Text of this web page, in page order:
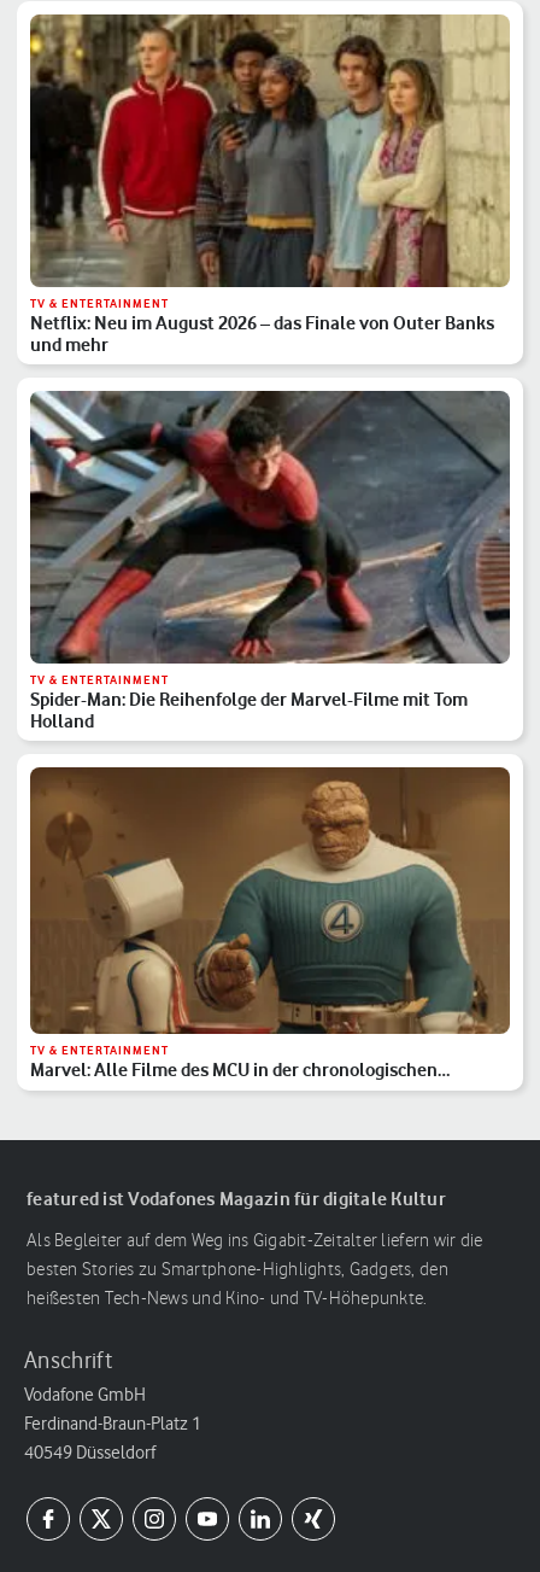
TV & ENTERTAINMENT
Netflix: Neu im August 2026 – das Finale von Outer Banks
und mehr
TV & ENTERTAINMENT
Spider-Man: Die Reihenfolge der Marvel-Filme mit Tom
Holland
TV & ENTERTAINMENT
Marvel: Alle Filme des MCU in der chronologischen
Reihenfolge
featured ist Vodafones Magazin für digitale Kultur
Als Begleiter auf dem Weg ins Gigabit-Zeitalter liefern wir die
besten Stories zu Smartphone-Highlights, Gadgets, den
heißesten Tech-News und Kino- und TV-Höhepunkte.
Anschrift
Vodafone GmbH
Ferdinand-Braun-Platz 1
40549 Düsseldorf